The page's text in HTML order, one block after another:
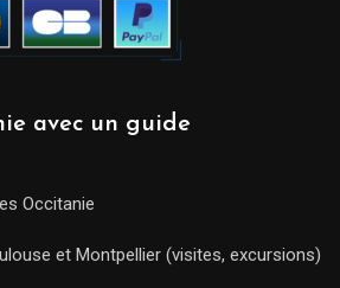
avec un guide
Occitanie
et Montpellier (visites, excursions)